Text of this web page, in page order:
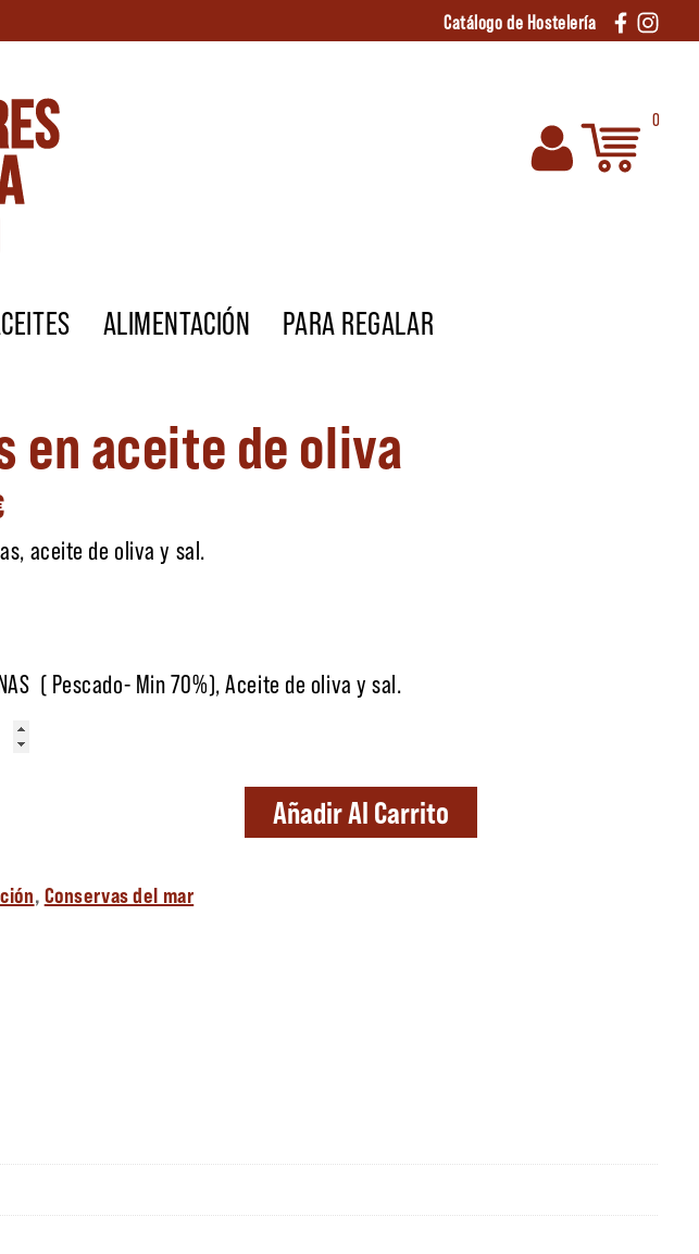
Catálogo de Hostelería
0
ALIMENTACIÓN PARA REGALAR
en aceite de oliva
aceite de oliva y sal.
( Pescado- Min 70%), Aceite de oliva y sal.
en aceite de oliva cantidad
Añadir Al Carrito
, Conservas del mar